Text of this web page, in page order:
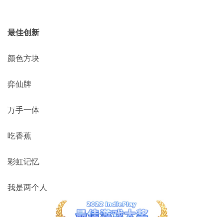
最佳创新
颜色方块
弈仙牌
万手一体
吃香蕉
彩虹记忆
我是两个人